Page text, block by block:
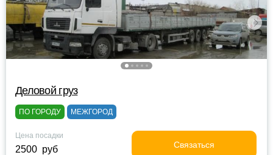
Деловой груз
ПО ГОРОДУ МЕЖГОРОД
Цена посадки
2500 руб Связаться